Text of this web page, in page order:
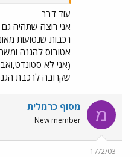
עוד דבר
אני רוצה שתהיה גם
רכבות שנסועות
אטובוס להגנה
(אני לא
שקרובה לרכבת
מ מסוף כרמלית
New member
17/2/03